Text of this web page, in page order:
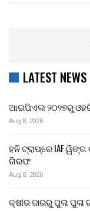
LATEST NEWS
ଆଇପିଏଲ ୨୦୨୭ରୁ
Aug 8, 2026
ହନି ଟ୍ରାପ୍‌ରେ IAF
ଗିରଫ
Aug 8, 2026
କ୍ଷୀର ଜାରରୁ ପୁଳା